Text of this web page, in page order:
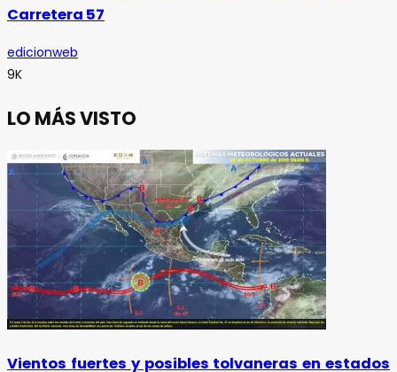
Carretera 57
edicionweb
9K
LO MÁS VISTO
Vientos fuertes y posibles tolvaneras en estados